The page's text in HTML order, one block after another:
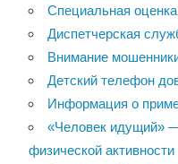
Специальная
Диспетчерская
Внимание
Детский телефон
Информация о
«Человек идущий»
физической активности